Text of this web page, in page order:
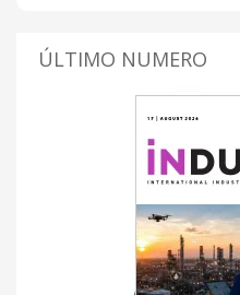
ÚLTIMO NUMERO